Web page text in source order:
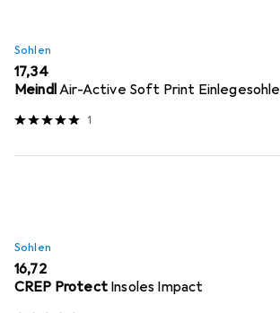
Sohlen
EUR
17,34
MeindlAir-Active Soft Print Einlegesohle
1
Sohlen
EUR
16,72
CREP Protect Insoles Impact